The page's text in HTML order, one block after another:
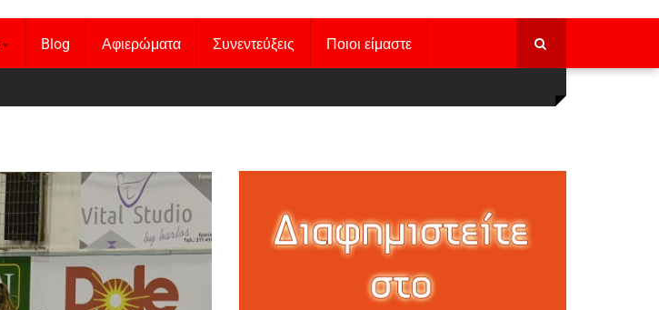
Blog Αφιερώματα Συνεντεύξεις Ποιοι είμαστε